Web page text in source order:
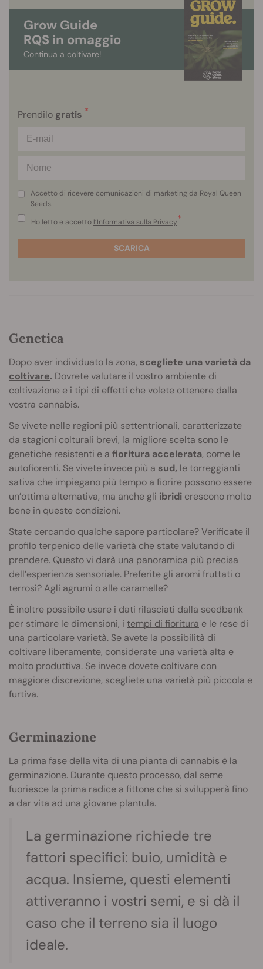
Grow Guide
RQS in omaggio
Continua a coltivare!
Prendilo gratis *
Accetto di ricevere comunicazioni di marketing da Royal Queen
Seeds.
Ho letto e accetto l’Informativa sulla Privacy*
SCARICA
Genetica
Dopo aver individuato la zona, scegliete una varietà da
coltivare. Dovrete valutare il vostro ambiente di
coltivazione e i tipi di effetti che volete ottenere dalla
vostra cannabis.
Se vivete nelle regioni più settentrionali, caratterizzate
da stagioni colturali brevi, la migliore scelta sono le
genetiche resistenti e a fioritura accelerata, come le
autofiorenti. Se vivete invece più a sud, le torreggianti
sativa che impiegano più tempo a fiorire possono essere
un’ottima alternativa, ma anche gli ibridi crescono molto
bene in queste condizioni.
State cercando qualche sapore particolare? Verificate il
profiloterpenico delle varietà che state valutando di
prendere. Questo vi darà una panoramica più precisa
dell’esperienza sensoriale. Preferite gli aromi fruttati o
terrosi? Agli agrumi o alle caramelle?
È inoltre possibile usare i dati rilasciati dalla seedbank
per stimare le dimensioni, i tempi di fioritura e le rese di
una particolare varietà. Se avete la possibilità di
coltivare liberamente, considerate una varietà alta e
molto produttiva. Se invece dovete coltivare con
maggiore discrezione, scegliete una varietà più piccola e
furtiva.
Germinazione
La prima fase della vita di una pianta di cannabis è la
germinazione. Durante questo processo, dal seme
fuoriesce la prima radice a fittone che si svilupperà fino
a dar vita ad una giovane plantula.
La germinazione richiede tre
fattori specifici: buio, umidità e
acqua. Insieme, questi elementi
attiveranno i vostri semi, e si dà il
caso che il terreno sia il luogo
ideale.